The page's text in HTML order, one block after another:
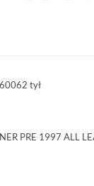
tył
PRE 1997 ALL